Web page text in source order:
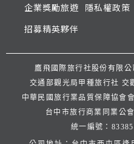
企業獎勵旅遊 隱私權政策
招募精英夥伴
鷹飛國際旅行社股份有限
交通部觀光局甲種旅行社 交
中華民國旅行業品質保障協會
台中市旅行商業同業公
統一編號：